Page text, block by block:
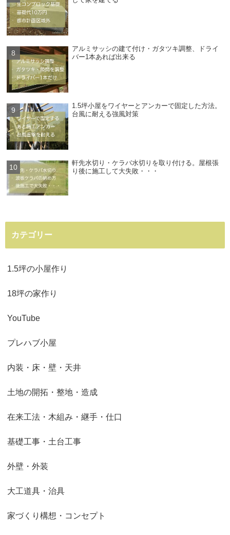
アルミサッシの建て付け・ガタツキ調整、ドライ
バー1本あれば出来る
1.5坪小屋をワイヤーとアンカーで固定した方法。
台風に耐える強風対策
軒先水切り・ケラバ水切りを取り付ける。屋根張
り後に施工して大失敗・・・
カテゴリー
1.5坪の小屋作り
18坪の家作り
YouTube
プレハブ小屋
内装・床・壁・天井
土地の開拓・整地・造成
在来工法・木組み・継手・仕口
基礎工事・土台工事
外壁・外装
大工道具・治具
家づくり構想・コンセプト